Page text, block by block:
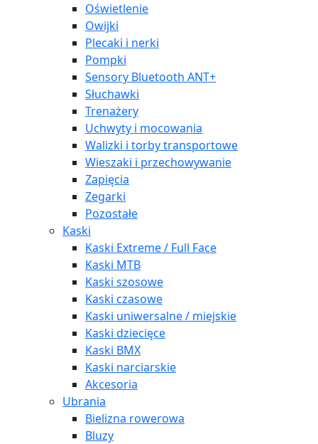
Oświetlenie
Owijki
Plecaki i nerki
Pompki
Sensory Bluetooth ANT+
Słuchawki
Trenażery
Uchwyty i mocowania
Walizki i torby transportowe
Wieszaki i przechowywanie
Zapięcia
Zegarki
Pozostałe
Kaski
Kaski Extreme / Full Face
Kaski MTB
Kaski szosowe
Kaski czasowe
Kaski uniwersalne / miejskie
Kaski dziecięce
Kaski BMX
Kaski narciarskie
Akcesoria
Ubrania
Bielizna rowerowa
Bluzy